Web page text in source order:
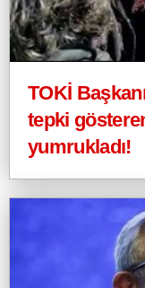
TOKİ
tepki
yumrukladı!